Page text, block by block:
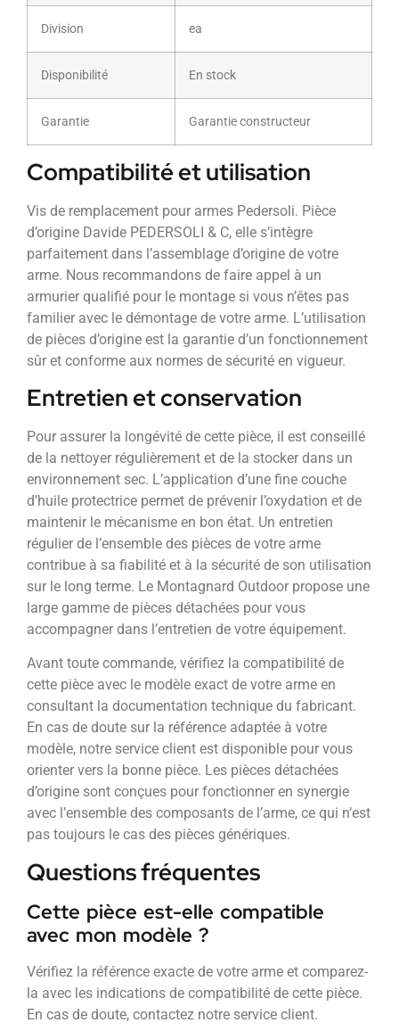
Division ea
Disponibilité En stock
Garantie Garantie constructeur
Compatibilité et utilisation
Vis de remplacement pour armes Pedersoli. Pièce
d’origine Davide PEDERSOLI & C, elle s’intègre
parfaitement dans l’assemblage d’origine de votre
arme. Nous recommandons de faire appel à un
armurier qualifié pour le montage si vous n’êtes pas
familier avec le démontage de votre arme. L’utilisation
de pièces d’origine est la garantie d’un fonctionnement
sûr et conforme aux normes de sécurité en vigueur.
Entretien et conservation
Pour assurer la longévité de cette pièce, il est conseillé
de la nettoyer régulièrement et de la stocker dans un
environnement sec. L’application d’une fine couche
d’huile protectrice permet de prévenir l’oxydation et de
maintenir le mécanisme en bon état. Un entretien
régulier de l’ensemble des pièces de votre arme
contribue à sa fiabilité et à la sécurité de son utilisation
sur le long terme. Le Montagnard Outdoor propose une
large gamme de pièces détachées pour vous
accompagner dans l’entretien de votre équipement.
Avant toute commande, vérifiez la compatibilité de
cette pièce avec le modèle exact de votre arme en
consultant la documentation technique du fabricant.
En cas de doute sur la référence adaptée à votre
modèle, notre service client est disponible pour vous
orienter vers la bonne pièce. Les pièces détachées
d’origine sont conçues pour fonctionner en synergie
avec l’ensemble des composants de l’arme, ce qui n’est
pas toujours le cas des pièces génériques.
Questions fréquentes
Cette pièce est-elle compatible
avec mon modèle ?
Vérifiez la référence exacte de votre arme et comparez-
la avec les indications de compatibilité de cette pièce.
En cas de doute, contactez notre service client.